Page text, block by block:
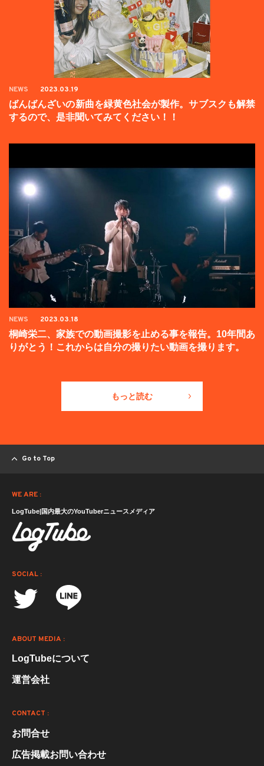
NEWS 2023.03.19
ばんばんざいの新曲を緑黄色社会が製作。サブスクも解禁
するので、是非聞いてみてください！！
NEWS 2023.03.18
桐崎栄二、家族での動画撮影を止める事を報告。10年間あ
りがとう！これからは自分の撮りたい動画を撮ります。
もっと読む
Go to Top
WE ARE :
LogTube|国内最大のYouTuberニュースメディア
SOCIAL :
ABOUT MEDIA :
LogTubeについて
運営会社
CONTACT :
お問合せ
広告掲載お問い合わせ